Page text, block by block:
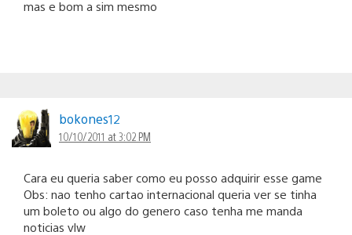
mas e bom a sim mesmo
bokones12
10/10/2011 at 3:02 PM
Cara eu queria saber como eu posso adquirir esse game
Obs: nao tenho cartao internacional queria ver se tinha
um boleto ou algo do genero caso tenha me manda
noticias vlw